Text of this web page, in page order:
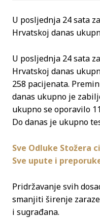
U posljednja 24 sata
Hrvatskoj danas
U posljednja 24 sata
Hrvatskoj danas
258 pacijenata.
danas ukupno je
ukupno se oporavilo
Do danas je ukupno
Sve Odluke Stožera
Sve upute i
Pridržavanje svih
smanjiti širenje
i sugrađana.